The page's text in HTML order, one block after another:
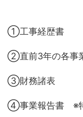
①工事経歴書
②直前3年の各事
③財務諸表
④事業報告書 ※特